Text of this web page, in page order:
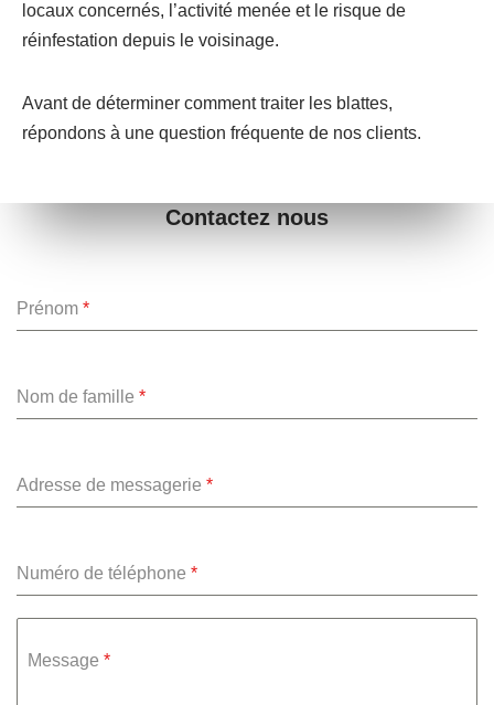
locaux concernés, l’activité menée et le risque de
réinfestation depuis le voisinage.
Avant de déterminer comment traiter les blattes,
répondons à une question fréquente de nos clients.
Contactez nous
Prénom *
Nom de famille *
Adresse de messagerie *
Numéro de téléphone *
Message *